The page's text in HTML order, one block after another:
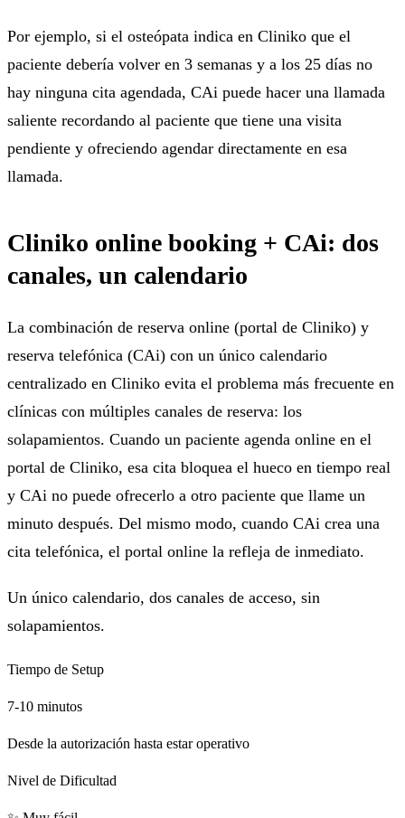
Por ejemplo, si el osteópata indica en Cliniko que el
paciente debería volver en 3 semanas y a los 25 días no
hay ninguna cita agendada, CAi puede hacer una llamada
saliente recordando al paciente que tiene una visita
pendiente y ofreciendo agendar directamente en esa
llamada.
Cliniko online booking + CAi: dos
canales, un calendario
La combinación de reserva online (portal de Cliniko) y
reserva telefónica (CAi) con un único calendario
centralizado en Cliniko evita el problema más frecuente en
clínicas con múltiples canales de reserva: los
solapamientos. Cuando un paciente agenda online en el
portal de Cliniko, esa cita bloquea el hueco en tiempo real
y CAi no puede ofrecerlo a otro paciente que llame un
minuto después. Del mismo modo, cuando CAi crea una
cita telefónica, el portal online la refleja de inmediato.
Un único calendario, dos canales de acceso, sin
solapamientos.
Tiempo de Setup
7-10 minutos
Desde la autorización hasta estar operativo
Nivel de Dificultad